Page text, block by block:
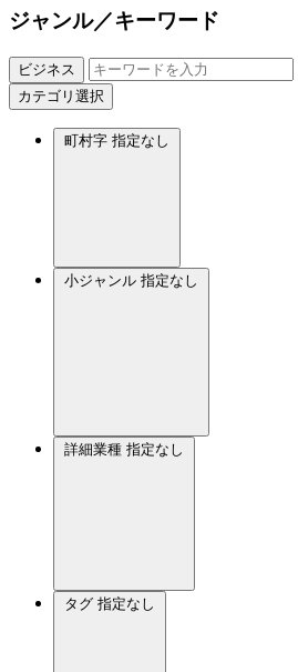
ジャンル／キーワード
ビジネス
カテゴリ選択
町村字 指定なし
小ジャンル 指定なし
詳細業種 指定なし
タグ 指定なし